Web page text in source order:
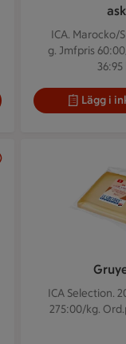
ask
ICA. Marocko/
g. Jmfpris
36:95
Lägg i
ICA Selection.
275:00/kg.